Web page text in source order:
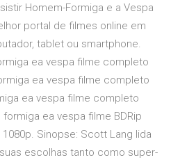
Homem-Formiga e a Vespa
portal de filmes online em
tablet ou smartphone.
ea vespa filme completo
ea vespa filme completo
ea vespa filme completo
ea vespa filme BDRip
Sinopse: Scott Lang lida
escolhas tanto como super-